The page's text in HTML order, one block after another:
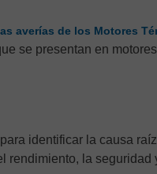
averías de los Motores
se presentan en
identificar la causa
rendimiento, la